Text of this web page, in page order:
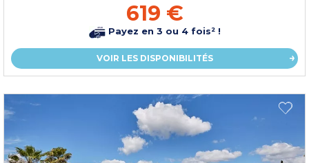
619 €
Payez en 3 ou 4 fois² !
VOIR LES DISPONIBILITÉS